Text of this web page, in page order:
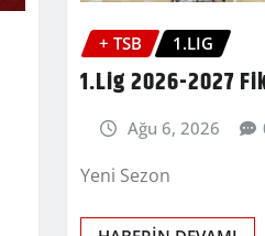
+ TSB 1.LIG
1.Lig 2026-2027
Ağu 6, 2026
Yeni Sezon